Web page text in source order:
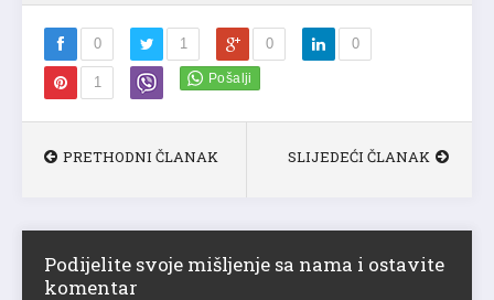
0 1 0 0
1
PRETHODNI ČLANAK SLIJEDEĆI ČLANAK
Podijelite svoje mišljenje sa nama i ostavite
komentar